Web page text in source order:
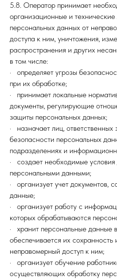
5.8. Оператор принимает
организационные и
персональных данных от
доступа к ним, уничтожения,
распространения и других
в том числе:
· определяет угрозы
при их обработке;
· принимает локальные
документы, регулирующие
защиты персональных данных;
· назначает лиц, ответственных
безопасности персональных
подразделениях и
· создает необходимые условия
персональными данными;
· организует учет документов,
данные;
· организует работу с
которых обрабатываются
· хранит персональные данные
обеспечивается их сохранность
неправомерный доступ к ним;
· организует обучение
осуществляющих обработку